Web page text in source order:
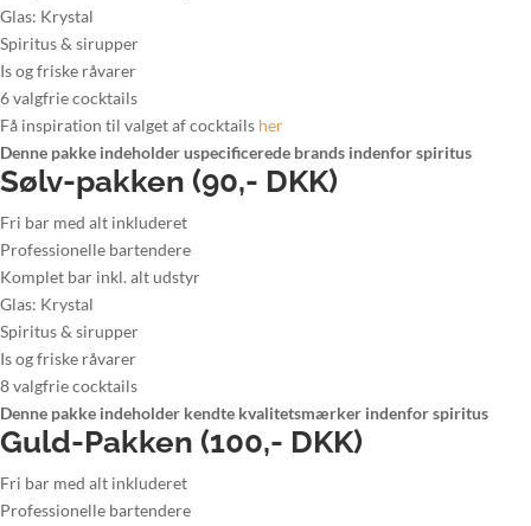
Glas: Krystal
Spiritus & sirupper
Is og friske råvarer
6 valgfrie cocktails
Få inspiration til valget af cocktails her
Denne pakke indeholder uspecificerede brands indenfor spiritus
Sølv-pakken (90,- DKK)
Fri bar med alt inkluderet
Professionelle bartendere
Komplet bar inkl. alt udstyr
Glas: Krystal
Spiritus & sirupper
Is og friske råvarer
8 valgfrie cocktails
Denne pakke indeholder kendte kvalitetsmærker indenfor spiritus
Guld-Pakken (100,- DKK)
Fri bar med alt inkluderet
Professionelle bartendere